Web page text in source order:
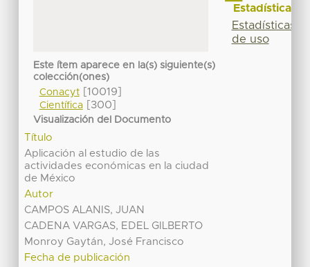
Este ítem aparece en la(s) siguiente(s)
colección(ones)
Conacyt[10019]
Científica[300]
Visualización del Documento
Título
Aplicación al estudio de las
actividades económicas en la ciudad
de México
Autor
CAMPOS ALANIS, JUAN
CADENA VARGAS, EDEL GILBERTO
Monroy Gaytán, José Francisco
Fecha de publicación
Estadísticas
Estadísticas
de uso